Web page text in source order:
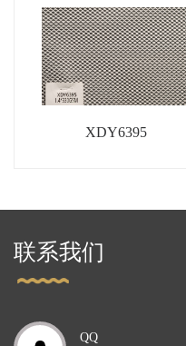
XDY6395
联系我们
QQ